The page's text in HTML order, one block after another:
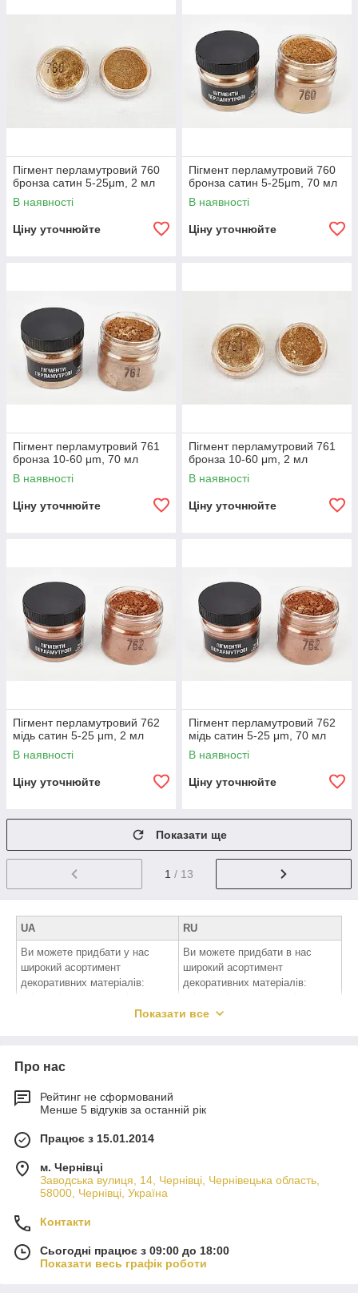
Пігмент перламутровий 760
бронза сатин 5-25μm, 2 мл
В наявності
Ціну уточнюйте
Пігмент перламутровий 760
бронза сатин 5-25μm, 70 мл
В наявності
Ціну уточнюйте
Пігмент перламутровий 761
бронза 10-60 μm, 70 мл
В наявності
Ціну уточнюйте
Пігмент перламутровий 761
бронза 10-60 μm, 2 мл
В наявності
Ціну уточнюйте
Пігмент перламутровий 762
мідь сатин 5-25 μm, 2 мл
В наявності
Ціну уточнюйте
Пігмент перламутровий 762
мідь сатин 5-25 μm, 70 мл
В наявності
Ціну уточнюйте
Показати ще
1 / 13
UA
RU
Ви можете придбати у нас
широкий асортимент
декоративних матеріалів:
глітер, флуоресцентні
нитки 2-12 мм
Сфери застосування
матеріалів: додавання в лак
для манікюру, татуювання і
боді-арт, декоративна обробка
всередині приміщень
(декоративні штукатурки, рідкі
шпалери, фарби, лаки, смоли
епоксидні та інші), художні
роботи, скульптурні роботи.
широкому асортименті, більше
50 видів. Все в наявності.
Ви можете придбати в нас
широкий асортимент
декоративних матеріалів:
глітери, флуоресцентні
пігменти, перламутрові
для манікюру, татуаж і бодіарт,
декоративне оброблення
епоксидна та інші), художні
кольоровий пісок, кольоровий пісок ціна, кольоровий пісок
Показати все
Про нас
Рейтинг не сформований
Менше 5 відгуків за останній рік
Працює з 15.01.2014
м. Чернівці
Заводська вулиця, 14, Чернівці, Чернівецька область,
58000, Чернівці, Україна
Контакти
Сьогодні працює з 09:00 до 18:00
Показати весь графік роботи